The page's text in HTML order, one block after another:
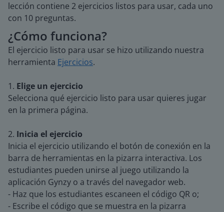
lección contiene 2 ejercicios listos para usar, cada uno
con 10 preguntas.
¿Cómo funciona?
El ejercicio listo para usar se hizo utilizando nuestra
herramienta Ejercicios.
1. Elige un ejercicio
Selecciona qué ejercicio listo para usar quieres jugar
en la primera página.
2. Inicia el ejercicio
Inicia el ejercicio utilizando el botón de conexión en la
barra de herramientas en la pizarra interactiva. Los
estudiantes pueden unirse al juego utilizando la
aplicación Gynzy o a través del navegador web.
- Haz que los estudiantes escaneen el código QR o;
- Escribe el código que se muestra en la pizarra